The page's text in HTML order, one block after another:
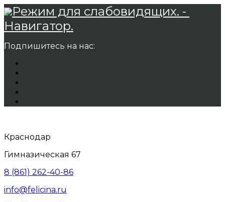
Режим для слабовидящих. -
Навигатор.
Подпишитесь на нас:
Краснодар
Гимназическая 67
8 (861) 262-40-86
info@felicina.ru